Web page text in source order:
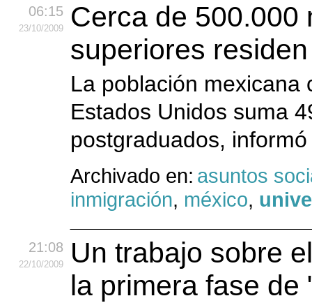
06:15
23/10/2009
Cerca de 500.000
superiores
La población mexicana
Estados Unidos suma
postgraduados,
Archivado en: asuntos
inmigración, méxico,
21:08
22/10/2009
Un trabajo sobre
la primera fase